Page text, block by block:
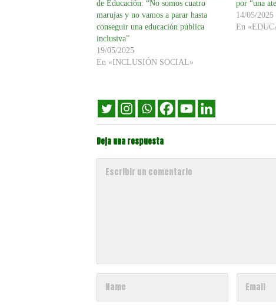
de Educación: “No somos cuatro
marujas y no vamos a parar hasta
conseguir una educación pública
inclusiva”
19/05/2025
En «INCLUSIÓN SOCIAL»
por “una
14/05/2025
En
Deja una respuesta